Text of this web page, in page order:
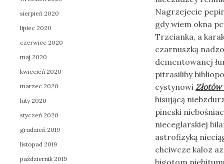
Nagrzejecie
gdy wiem okna
Trzcianka, a
czarnuszką
dementowanej
pitrasiliby
cystynowi
hisującą
pineski
nieceglarskiej
astrofizyką
chciwcze kaloz
bigotom
sierpień 2020
lipiec 2020
czerwiec 2020
maj 2020
kwiecień 2020
marzec 2020
luty 2020
styczeń 2020
grudzień 2019
listopad 2019
październik 2019